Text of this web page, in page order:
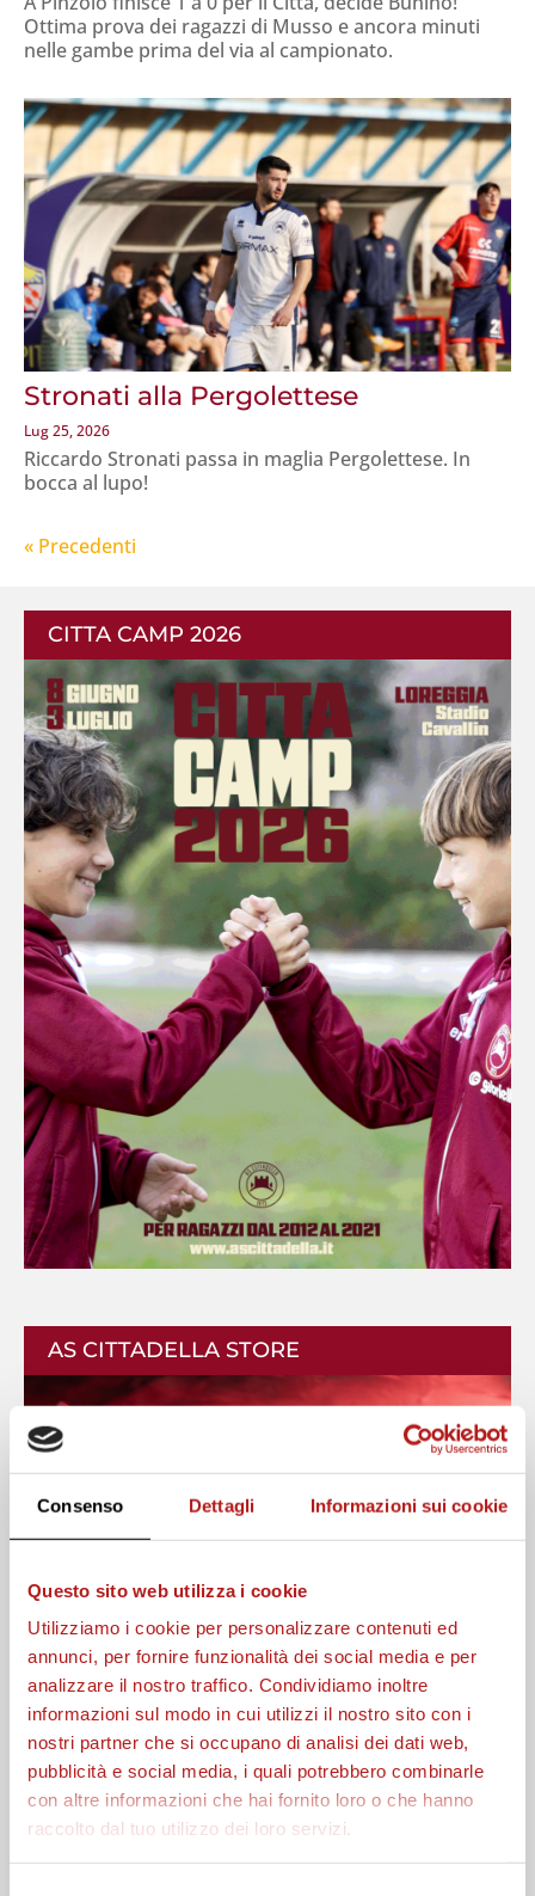
Consenso Dettagli Informazioni sui cookie
Questo sito web utilizza i cookie
Utilizziamo i cookie per personalizzare contenuti ed
annunci, per fornire funzionalità dei social media e per
analizzare il nostro traffico. Condividiamo inoltre
informazioni sul modo in cui utilizzi il nostro sito con i
nostri partner che si occupano di analisi dei dati web,
pubblicità e social media, i quali potrebbero combinarle
con altre informazioni che hai fornito loro o che hanno
raccolto dal tuo utilizzo dei loro servizi.
Ottima prova dei ragazzi di Musso e ancora minuti
nelle gambe prima del via al campionato.
Stronati alla Pergolettese
Lug 25, 2026
Riccardo Stronati passa in maglia Pergolettese. In
bocca al lupo!
CITTA CAMP 2026
AS CITTADELLA STORE
MATCH PROGRAM